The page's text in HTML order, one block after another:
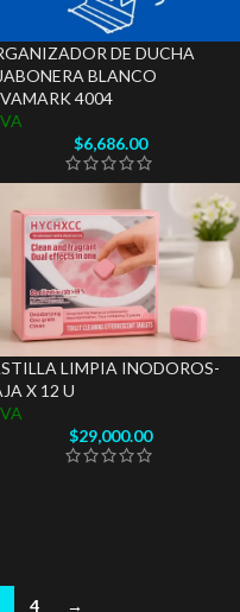
DE DUCHA
BLANCO
4004
$6,686.00
LIMPIA INODOROS-
X 12 U
$29,000.00
4 →